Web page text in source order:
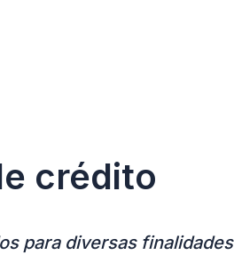
crédito
para diversas finalidades